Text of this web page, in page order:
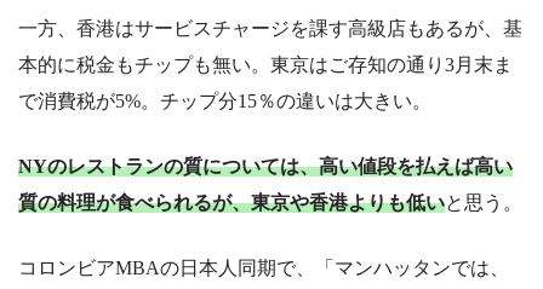
一方、香港はサービスチャージを課す高級店もあるが、基
本的に税金もチップも無い。東京はご存知の通り3月末ま
で消費税が5%。チップ分15％の違いは大きい。
NYのレストランの質については、高い値段を払えば高い
質の料理が食べられるが、東京や香港よりも低いと思う。
コロンビアMBAの日本人同期で、「マンハッタンでは、